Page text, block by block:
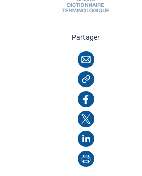
Partagercette page
Courriel
Copier l'adresse
Facebook
X
LinkedIn
Imprimer